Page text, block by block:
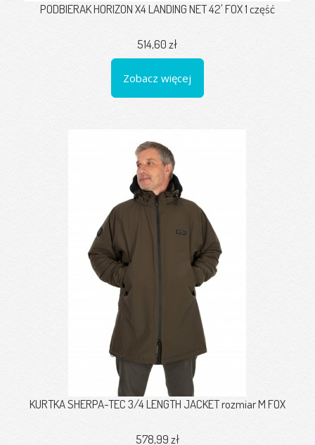
PODBIERAK HORIZON X4 LANDING NET 42' FOX 1 część
514,60 zł
Zobacz więcej
KURTKA SHERPA-TEC 3/4 LENGTH JACKET rozmiar M FOX
578,99 zł